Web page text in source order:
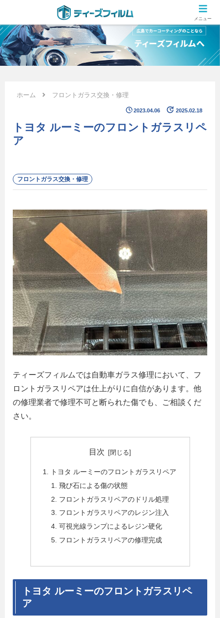
広島のカーコーティング専門店 ティーズフィルムの施工ブログ
ホーム フロントガラス交換・修理
2023.04.06 2025.02.18
トヨタ ルーミーのフロントガラスリペ
ア
フロントガラス交換・修理
ティーズフィルムでは自動車ガラス修理において、フ
ロントガラスリペアは仕上がりに自信があります。他
の修理業者で修理不可と断られた傷でも、ご相談くだ
さい。
目次
トヨタ ルーミーのフロントガラスリペア
飛び石による傷の状態
フロントガラスリペアのドリル処理
フロントガラスリペアのレジン注入
可視光線ランプによるレジン硬化
フロントガラスリペアの修理完成
トヨタ ルーミーのフロントガラスリペ
ア
メニュー